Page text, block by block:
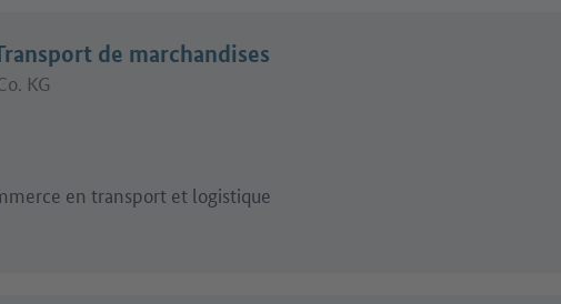
de marchandises
KG
en transport et logistique